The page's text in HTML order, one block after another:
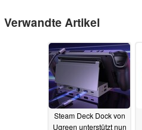
Verwandte Artikel
Steam Deck Dock von
Ugreen unterstützt nun